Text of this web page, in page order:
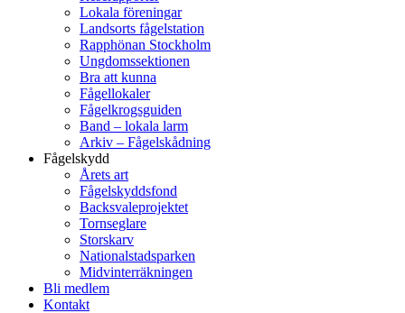
Lokala föreningar
Landsorts fågelstation
Rapphönan Stockholm
Ungdomssektionen
Bra att kunna
Fågellokaler
Fågelkrogsguiden
Band – lokala larm
Arkiv – Fågelskådning
Fågelskydd
Årets art
Fågelskyddsfond
Backsvaleprojektet
Tornseglare
Storskarv
Nationalstadsparken
Midvinterräkningen
Bli medlem
Kontakt